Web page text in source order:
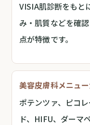
VISIA肌診断をもと
み・肌質などを確
点が特徴です。
美容皮膚科メニュ
ポテンツァ、ピコ
ド、HIFU、ダーマ